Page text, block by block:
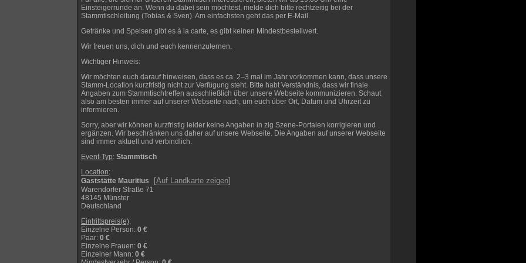
Einsteigerrunde an. Wenn du dabei sein möchtest, melde dich bitte rechtzeitig bei der
Stammtischleitung (Tobias & Sven). Am einfachsten geht das per E-Mail.
Getränke und Speisen gibt es à la carte, es gibt keinen Mindestbestellwert.
Wir freuen uns, dich und euch kennenzulernen.
Wichtiger Hinweis:
Wir möchten euch darauf hinweisen, dass es ca. 2–3 mal im Jahr vorkommen kann, dass unsere
Stamm-Location kurzfristig nicht zur Verfügung steht. Bitte habt Verständnis, dass wir finale
Angaben zum Stammtischtreffen ausschließlich über unsere Webseite kommunizieren. Schaut
also am besten immer auf unserer Webseite nach, um euch über Ort, Datum und Uhrzeit zu
informieren.
Sorry, aber wir können kurzfristig leider keine Angaben in zig Szene-Portalen korrigieren und
ergänzen. Wir beschränken uns daher auf unsere Webseite. Die Angaben auf unserer Webseite
sind immer aktuell und verbindlich.
Event-Typ: Stammtisch
Location:
Gaststätte Mauritius
[Auf Landkarte zeigen]
Warendorfer Straße 71
48145 Münster
Deutschland
Eintrittspreis(e):
Einzelne Person: 0 €
Paar: 0 €
Einzelne Frauen: 0 €
Einzelner Mann: 0 €